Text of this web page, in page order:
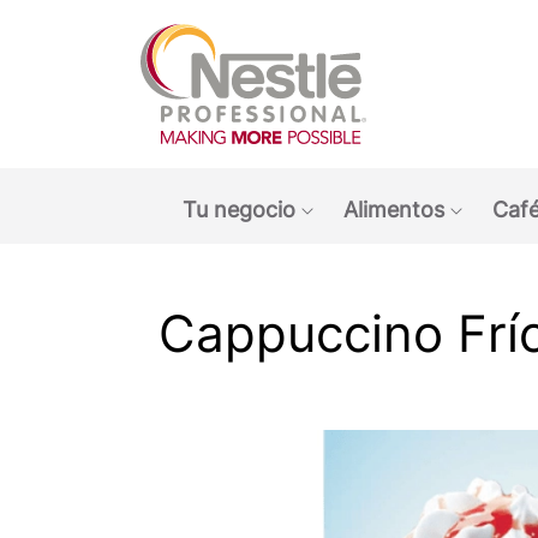
Tu negocio
Show submenu: Tu
Alimentos
Show
Cappuccino